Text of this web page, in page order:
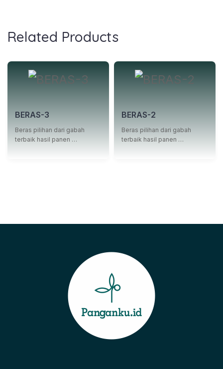
Related Products
BERAS-3
Beras pilihan dari gabah
terbaik hasil panen …
BERAS-2
Beras pilihan dari gabah
terbaik hasil panen …